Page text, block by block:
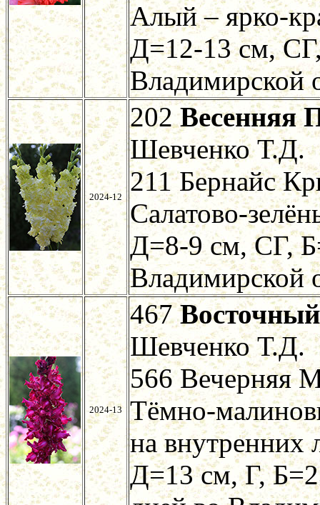
Алый – ярко-
Д=12-13 см,
Владимирской
2024-12
202Весенняя
Шевченко Т.Д.
211 Бернайс
Салатово-
Д=8-9 см, СГ,
Владимирской
2024-13
467
Шевченко Т.Д.
566 Вечерняя
Тёмно-
на внутренних
Д=13 см, Г,